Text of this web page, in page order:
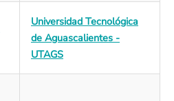
Universidad Tecnológica
de Aguascalientes -
UTAGS